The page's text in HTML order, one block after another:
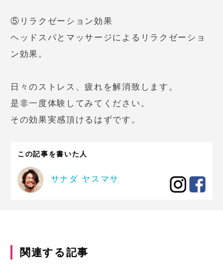
⑤リラクゼーション効果
ヘッドスパとマッサージによるリラクゼーショ
ン効果。
日々のストレス、疲れを解消致します。
是非一度体験してみてください。
その効果実感頂けるはずです。
この記事を書いた人
サナダ ヤスマサ
関連する記事